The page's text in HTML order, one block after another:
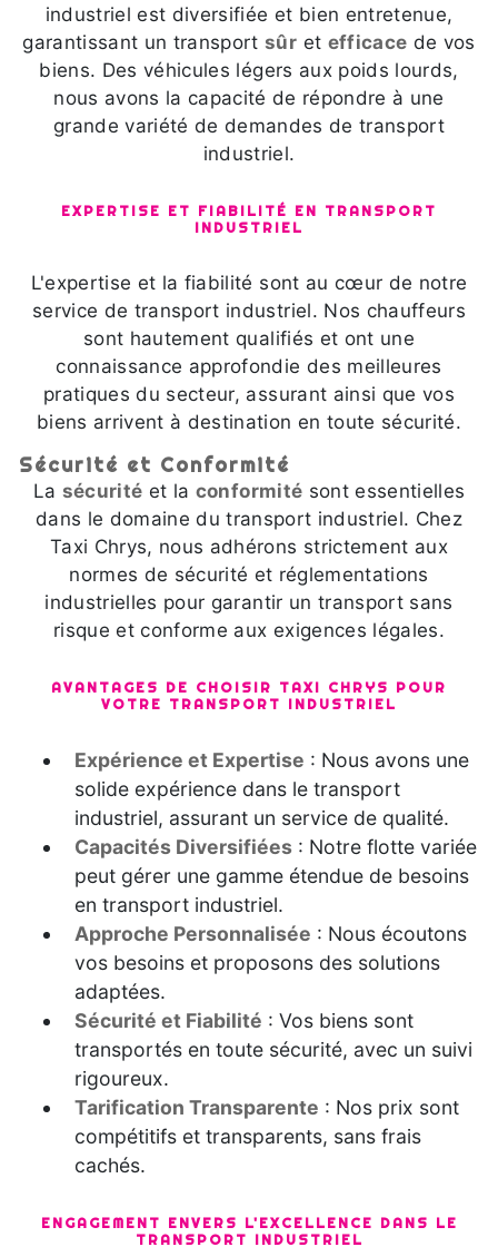
industriel est diversifiée et bien entretenue,
garantissant un transportsûr et efficace de vos
biens. Des véhicules légers aux poids lourds,
nous avons la capacité de répondre à une
grande variété de demandes de transport
industriel.
EXPERTISE ET FIABILITÉ EN TRANSPORT
INDUSTRIEL
L'expertise et la fiabilité sont au cœur de notre
service de transport industriel. Nos chauffeurs
sont hautement qualifiés et ont une
connaissance approfondie des meilleures
pratiques du secteur, assurant ainsi que vos
biens arrivent à destination en toute sécurité.
Sécurité et Conformité
La sécurité et la conformité sont essentielles
dans le domaine du transport industriel. Chez
Taxi Chrys, nous adhérons strictement aux
normes de sécurité et réglementations
industrielles pour garantir un transport sans
risque et conforme aux exigences légales.
AVANTAGES DE CHOISIR TAXI CHRYS POUR
VOTRE TRANSPORT INDUSTRIEL
Expérience et Expertise : Nous avons une
solide expérience dans le transport
industriel, assurant un service de qualité.
Capacités Diversifiées : Notre flotte variée
peut gérer une gamme étendue de besoins
en transport industriel.
Approche Personnalisée : Nous écoutons
vos besoins et proposons des solutions
adaptées.
Sécurité et Fiabilité : Vos biens sont
transportés en toute sécurité, avec un suivi
rigoureux.
Tarification Transparente : Nos prix sont
compétitifs et transparents, sans frais
cachés.
ENGAGEMENT ENVERS L'EXCELLENCE DANS LE
TRANSPORT INDUSTRIEL